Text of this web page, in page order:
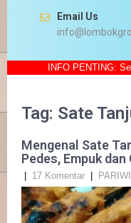
Email Us
INFO PENTING:
Tag: Sate
Mengenal Sate
Pedes, Empuk dan
17 Komentar